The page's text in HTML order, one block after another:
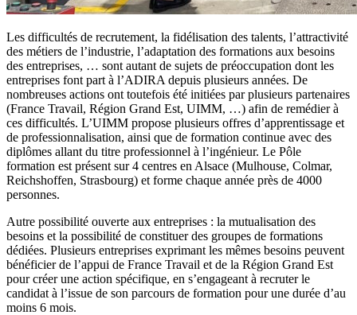
Les difficultés de recrutement, la fidélisation des talents, l’attractivité
des métiers de l’industrie, l’adaptation des formations aux besoins
des entreprises, … sont autant de sujets de préoccupation dont les
entreprises font part à l’ADIRA depuis plusieurs années. De
nombreuses actions ont toutefois été initiées par plusieurs partenaires
(France Travail, Région Grand Est, UIMM, …) afin de remédier à
ces difficultés. L’UIMM propose plusieurs offres d’apprentissage et
de professionnalisation, ainsi que de formation continue avec des
diplômes allant du titre professionnel à l’ingénieur. Le Pôle
formation est présent sur 4 centres en Alsace (Mulhouse, Colmar,
Reichshoffen, Strasbourg) et forme chaque année près de 4000
personnes.
Autre possibilité ouverte aux entreprises : la mutualisation des
besoins et la possibilité de constituer des groupes de formations
dédiées. Plusieurs entreprises exprimant les mêmes besoins peuvent
bénéficier de l’appui de France Travail et de la Région Grand Est
pour créer une action spécifique, en s’engageant à recruter le
candidat à l’issue de son parcours de formation pour une durée d’au
moins 6 mois.